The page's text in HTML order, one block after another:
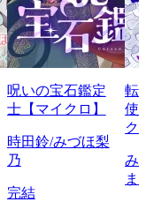
呪いの宝石鑑定
士【マイクロ】
時田鈴/みづほ梨
乃
完結
転
使
ク
み
ま